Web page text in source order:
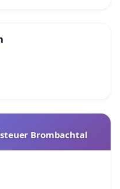
Brombachtal